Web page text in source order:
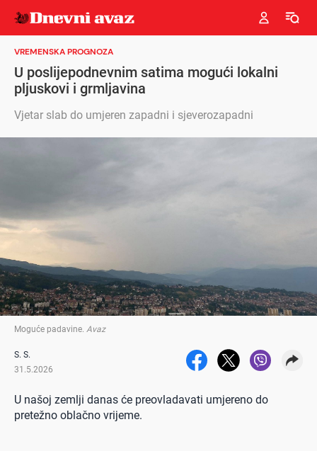
VREMENSKA PROGNOZA
U poslijepodnevnim satima mogući lokalni
pljuskovi i grmljavina
Vjetar slab do umjeren zapadni i sjeverozapadni
Moguće padavine. Avaz
S. S.
31.5.2026
U našoj zemlji danas će preovladavati umjereno do
pretežno oblačno vrijeme.